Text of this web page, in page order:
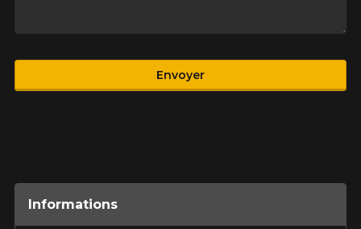
Produit
Envoyer
Informations